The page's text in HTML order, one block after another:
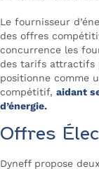
Le fournisseur
des offres
concurrence les
des tarifs attractifs
positionne comme
compétitif, aidant
d’énergie.
Offres
Dyneff propose